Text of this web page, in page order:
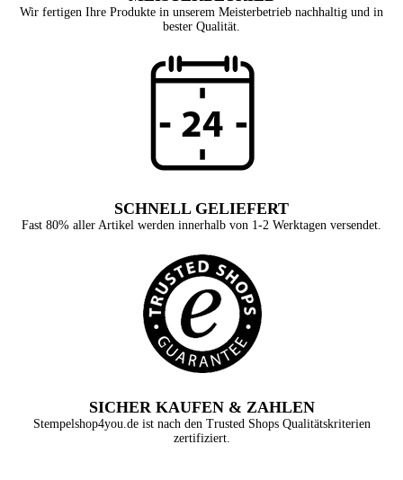
Wir fertigen Ihre Produkte in unserem Meisterbetrieb nachhaltig und in
bester Qualität.
SCHNELL GELIEFERT
Fast 80% aller Artikel werden innerhalb von 1-2 Werktagen versendet.
SICHER KAUFEN & ZAHLEN
Stempelshop4you.de ist nach den Trusted Shops Qualitätskriterien
zertifiziert.